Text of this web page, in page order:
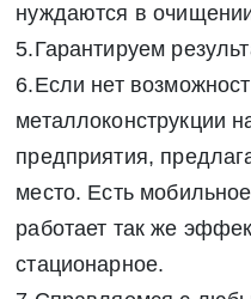
нуждаются в
5.Гарантируем
6.Если нет
металлоконструкции
предприятия,
место. Есть
работает так же
стационарное.